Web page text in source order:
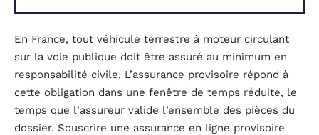
En France, tout véhicule terrestre à moteur circulant
sur la voie publique doit être assuré au minimum en
responsabilité civile. L’assurance provisoire répond à
cette obligation dans une fenêtre de temps réduite, le
temps que l’assureur valide l’ensemble des pièces du
dossier. Souscrire une assurance en ligne provisoire